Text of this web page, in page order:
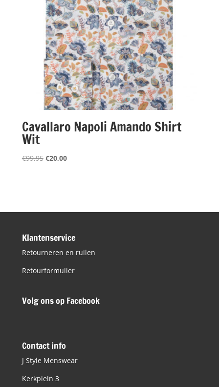
Cavallaro Napoli Amando Shirt
Wit
€99,95 Oorspronkelijke
€20,00Huidige
Klantenservice
Retourneren en ruilen
Retourformulier
Volg ons op Facebook
Contact info
J Style Menswear
Kerkplein 3